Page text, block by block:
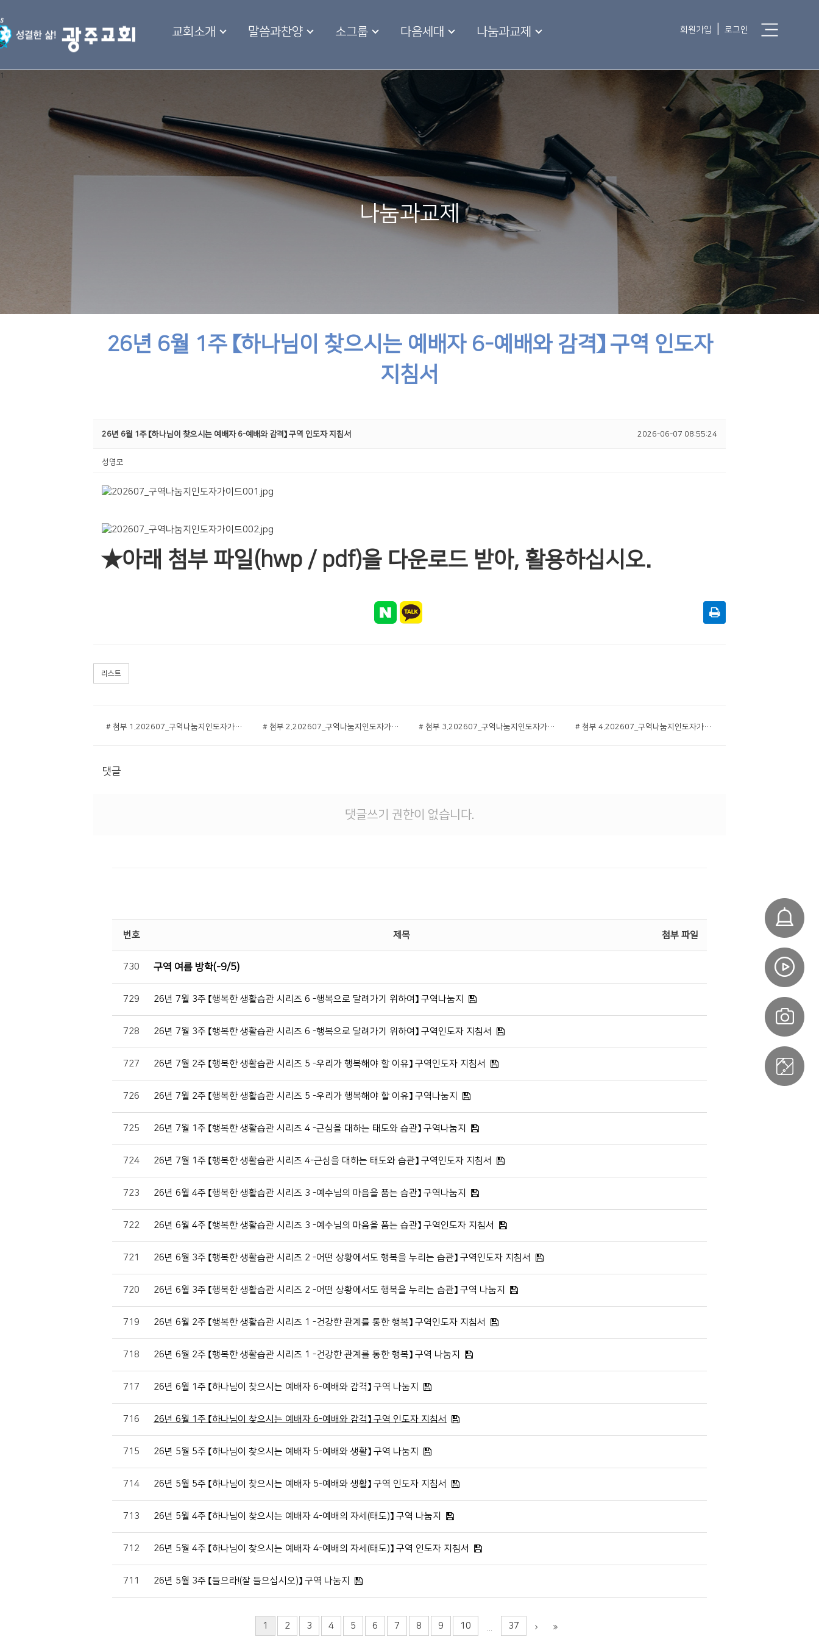
교회소개 말씀과찬양 소그룹 다음세대 나눔과교제 회원가입 로그인
1
나눔과교제
26년 6월 1주 【하나님이 찾으시는 예배자 6-예배와 감격】 구역 인도자
지침서
26년 6월 1주 【하나님이 찾으시는 예배자 6-예배와 감격】 구역 인도자 지침서 2026-06-07 08:55:24
성영모
★아래 첨부 파일(hwp / pdf)을 다운로드 받아, 활용하십시오.
리스트
# 첨부 1.202607_구역나눔지인도자가이드.hwp # 첨부 2.202607_구역나눔지인도자가이드.pdf # 첨부 3.202607_구역나눔지인도자가이드001.jpg # 첨부 4.202607_구역나눔지인도자가이드002.jpg
댓글
댓글쓰기 권한이 없습니다.
번호 제목 첨부 파일
730 구역 여름 방학(-9/5)
729 26년 7월 3주 【행복한 생활습관 시리즈 6 -행복으로 달려가기 위하여】 구역나눔지
728 26년 7월 3주 【행복한 생활습관 시리즈 6 -행복으로 달려가기 위하여】 구역인도자 지침서
727 26년 7월 2주 【행복한 생활습관 시리즈 5 -우리가 행복해야 할 이유】 구역인도자 지침서
726 26년 7월 2주 【행복한 생활습관 시리즈 5 -우리가 행복해야 할 이유】 구역나눔지
725 26년 7월 1주 【행복한 생활습관 시리즈 4 -근심을 대하는 태도와 습관】 구역나눔지
724 26년 7월 1주 【행복한 생활습관 시리즈 4-근심을 대하는 태도와 습관】 구역인도자 지침서
723 26년 6월 4주 【행복한 생활습관 시리즈 3 -예수님의 마음을 품는 습관】 구역나눔지
722 26년 6월 4주 【행복한 생활습관 시리즈 3 -예수님의 마음을 품는 습관】 구역인도자 지침서
721 26년 6월 3주 【행복한 생활습관 시리즈 2 -어떤 상황에서도 행복을 누리는 습관】 구역인도자 지침서
720 26년 6월 3주 【행복한 생활습관 시리즈 2 -어떤 상황에서도 행복을 누리는 습관】 구역 나눔지
719 26년 6월 2주 【행복한 생활습관 시리즈 1 -건강한 관계를 통한 행복】 구역인도자 지침서
718 26년 6월 2주 【행복한 생활습관 시리즈 1 -건강한 관계를 통한 행복】 구역 나눔지
717 26년 6월 1주 【하나님이 찾으시는 예배자 6-예배와 감격】 구역 나눔지
716 26년 6월 1주 【하나님이 찾으시는 예배자 6-예배와 감격】 구역 인도자 지침서
715 26년 5월 5주 【하나님이 찾으시는 예배자 5-예배와 생활】 구역 나눔지
714 26년 5월 5주 【하나님이 찾으시는 예배자 5-예배와 생활】 구역 인도자 지침서
713 26년 5월 4주 【하나님이 찾으시는 예배자 4-예배의 자세(태도)】 구역 나눔지
712 26년 5월 4주 【하나님이 찾으시는 예배자 4-예배의 자세(태도)】 구역 인도자 지침서
711 26년 5월 3주 【들으라!(잘 들으십시오)】 구역 나눔지
1 2 3 4 5 6 7 8 9 10 37